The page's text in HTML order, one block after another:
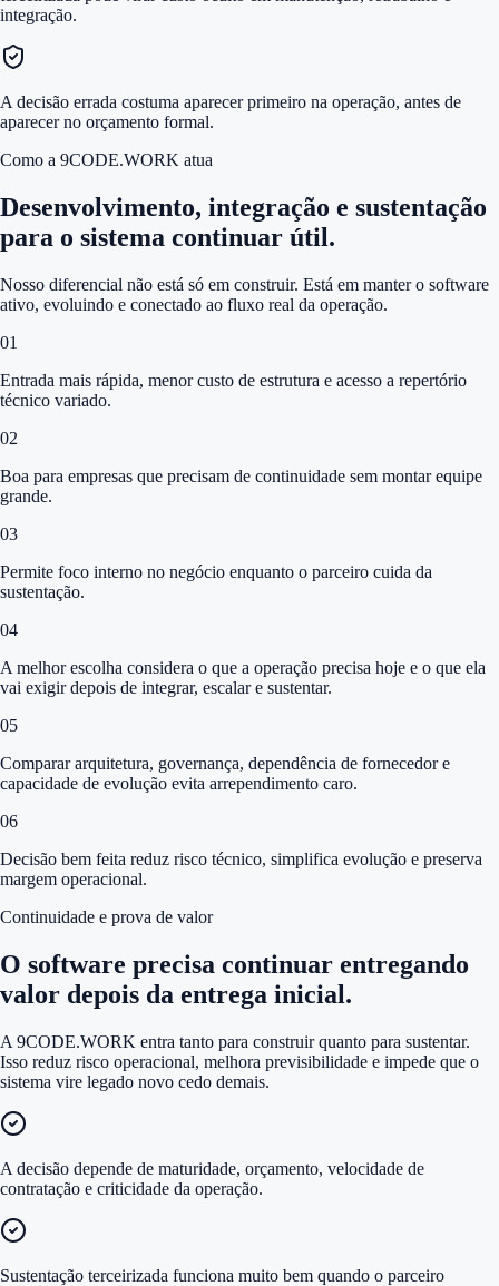
integração.
A decisão errada costuma aparecer primeiro na operação, antes de
aparecer no orçamento formal.
Como a 9CODE.WORK atua
Desenvolvimento, integração e sustentação
para o sistema continuar útil.
Nosso diferencial não está só em construir. Está em manter o software
ativo, evoluindo e conectado ao fluxo real da operação.
01
Entrada mais rápida, menor custo de estrutura e acesso a repertório
técnico variado.
02
Boa para empresas que precisam de continuidade sem montar equipe
grande.
03
Permite foco interno no negócio enquanto o parceiro cuida da
sustentação.
04
A melhor escolha considera o que a operação precisa hoje e o que ela
vai exigir depois de integrar, escalar e sustentar.
05
Comparar arquitetura, governança, dependência de fornecedor e
capacidade de evolução evita arrependimento caro.
06
Decisão bem feita reduz risco técnico, simplifica evolução e preserva
margem operacional.
Continuidade e prova de valor
O software precisa continuar entregando
valor depois da entrega inicial.
A 9CODE.WORK entra tanto para construir quanto para sustentar.
Isso reduz risco operacional, melhora previsibilidade e impede que o
sistema vire legado novo cedo demais.
A decisão depende de maturidade, orçamento, velocidade de
contratação e criticidade da operação.
Sustentação terceirizada funciona muito bem quando o parceiro